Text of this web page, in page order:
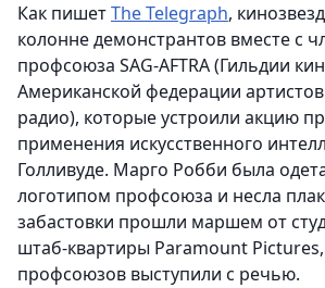
Как пишетThe Telegraph,
колонне демонстрантов вместе с
профсоюза SAG-AFTRA (Гильдии
Американской федерации
радио), которые устроили акцию
применения искусственного
Голливуде. Марго Робби была
логотипом профсоюза и несла
забастовки прошли маршем от
штаб-квартиры Paramount
профсоюзов выступили с речью.